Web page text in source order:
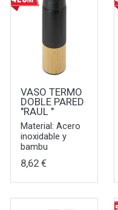
VASO TERMO
DOBLE PARED
"RAUL "
Material: Acero
inoxidable y
bambu
8,62 €